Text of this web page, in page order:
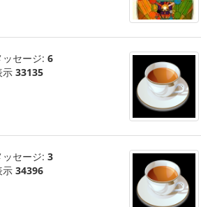
ッセージ: 6
示 33135
ッセージ: 3
示 34396